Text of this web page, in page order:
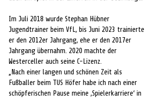
Im Juli 2018 wurde Stephan Hübner
Jugendtrainer beim VfL, bis Juni 2023 trainierte
er den 2012er Jahrgang, ehe er den 2017er
Jahrgang übernahm. 2020 machte der
Westerceller auch seine C-Lizenz.
„Nach einer langen und schönen Zeit als
Fußballer beim TUS Höfer habe ich nach einer
schöpferischen Pause meine ,Spielerkarriere‘ in